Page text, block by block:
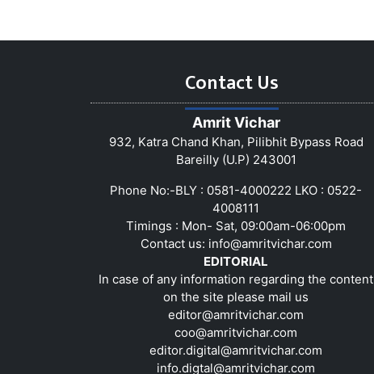
Contact Us
Amrit Vichar
932, Katra Chand Khan, Pilibhit Bypass Road
Bareilly (U.P) 243001
Phone No:-BLY : 0581-4000222 LKO : 0522-
4008111
Timings : Mon- Sat, 09:00am-06:00pm
Contact us: info@amritvichar.com
EDITORIAL
In case of any information regarding the content
on the site please mail us
editor@amritvichar.com
coo@amritvichar.com
editor.digital@amritvichar.com
info.digtal@amritvichar.com